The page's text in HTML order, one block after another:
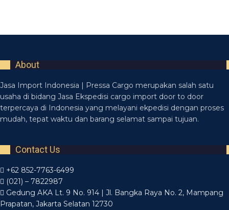
About
Jasa Import Indonesia | Pressa Cargo merupakan salah satu
usaha di bidang Jasa Ekspedisi cargo import door to door
terpercaya di Indonesia yang melayani ekpedisi dengan proses
mudah, tepat waktu dan barang selamat sampai tujuan.
Contact Us
+62 852-7763-6499
(021) – 7822987
Gedung AKA Lt. 9 No. 914 | Jl. Bangka Raya No. 2, Mampang
Prapatan, Jakarta Selatan 12730